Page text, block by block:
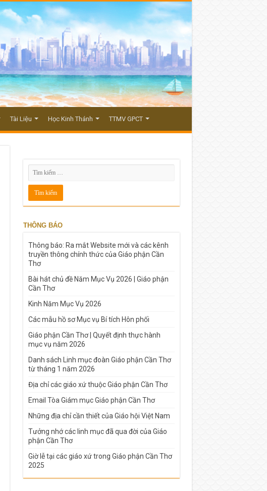
Tài Liệu Học Kinh Thánh TTMV GPCT
THÔNG BÁO
Thông báo: Ra mắt Website mới và các kênh
truyền thông chính thức của Giáo phận Cần
Thơ
Bài hát chủ đề Năm Mục Vụ 2026 | Giáo phận
Cần Thơ
Kinh Năm Mục Vụ 2026
Các mẫu hồ sơ Mục vụ Bí tích Hôn phối
Giáo phận Cần Thơ | Quyết định thực hành
mục vụ năm 2026
Danh sách Linh mục đoàn Giáo phận Cần Thơ
từ tháng 1 năm 2026
Địa chỉ các giáo xứ thuộc Giáo phận Cần Thơ
Email Tòa Giám mục Giáo phận Cần Thơ
Những địa chỉ cần thiết của Giáo hội Việt Nam
Tưởng nhớ các linh mục đã qua đời của Giáo
phận Cần Thơ
Giờ lễ tại các giáo xứ trong Giáo phận Cần Thơ
2025